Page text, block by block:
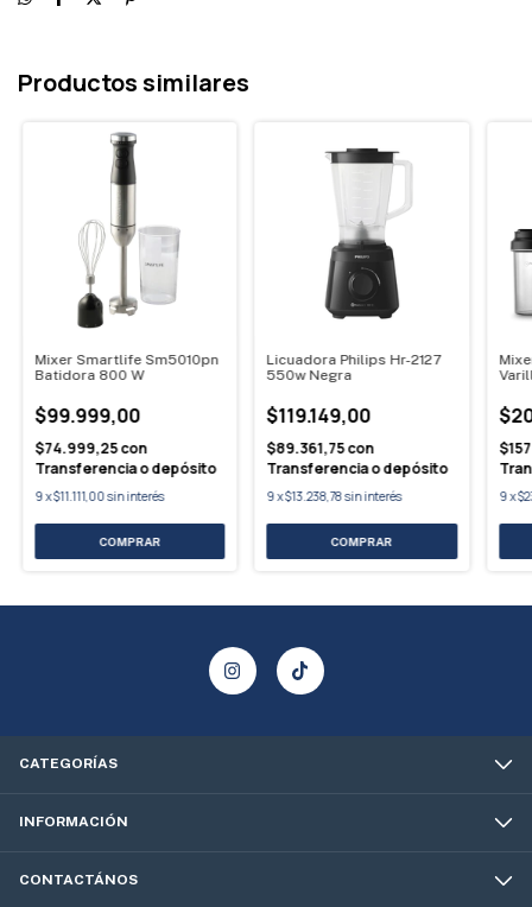
Productos similares
Mixer Smartlife Sm5010pn
Batidora 800 W
$99.999,00
$74.999,25con
Transferencia o depósito
9x$11.111,00sin interés
Licuadora Philips Hr-2127
550w Negra
$119.149,00
$89.361,75con
Transferencia o depósito
9x$13.238,78sin interés 9x
CATEGORÍAS
INFORMACIÓN
CONTACTÁNOS